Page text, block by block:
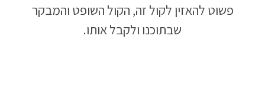
פשוט להאזין לקול זה, הקול השופט והמבקר
שבתוכנו ולקבל אותו.